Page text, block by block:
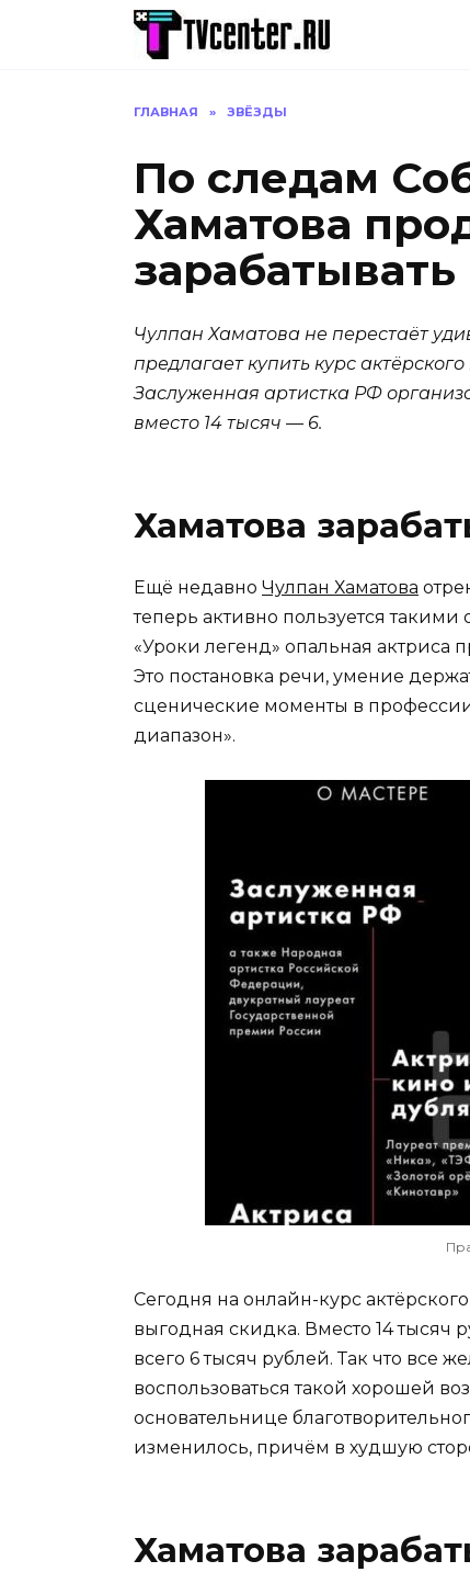
ГЛАВНАЯ » ЗВЁЗДЫ
По следам
Хаматова
Чулпан Хаматова не перестаёт
предлагает купить курс
Заслуженная артистка РФ
вместо 14 тысяч — 6.
Хаматова
Ещё недавно Чулпан Хаматова
теперь активно пользуется
«Уроки легенд» опальная актриса
Это постановка речи, умение
сценические моменты в
диапазон».
Сегодня на онлайн-курс актёрского
выгодная скидка. Вместо 14 тысяч
всего 6 тысяч рублей. Так что
воспользоваться такой хорошей
основательнице
изменилось, причём в худшую
Хаматова